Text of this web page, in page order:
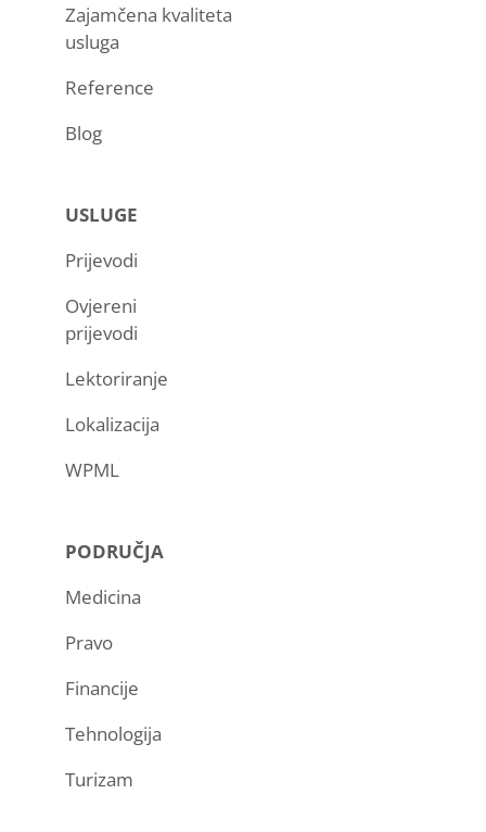
Zajamčena kvaliteta
usluga
Reference
Blog
USLUGE
Prijevodi
Ovjereni
prijevodi
Lektoriranje
Lokalizacija
WPML
PODRUČJA
Medicina
Pravo
Financije
Tehnologija
Turizam